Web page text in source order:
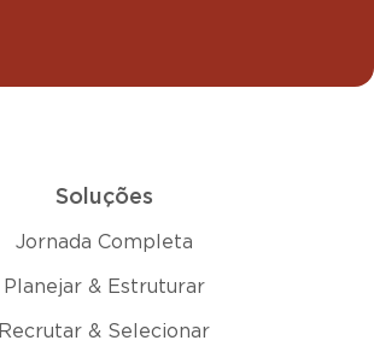
Soluções
Jornada Completa
Planejar & Estruturar
Recrutar & Selecionar